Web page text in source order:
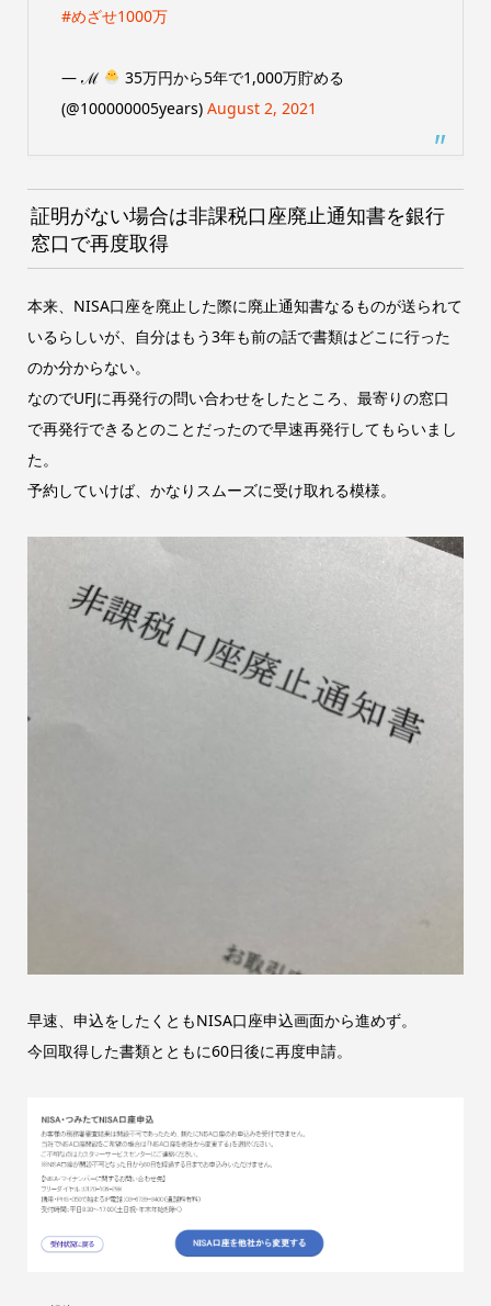
#めざせ1000万
— ℳ
35万円から5年で1,000万貯める
(@100000005years) August 2, 2021
証明がない場合は非課税口座廃止通知書を銀行
窓口で再度取得
本来、NISA口座を廃止した際に廃止通知書なるものが送られて
いるらしいが、自分はもう3年も前の話で書類はどこに行った
のか分からない。
なのでUFJに再発行の問い合わせをしたところ、最寄りの窓口
で再発行できるとのことだったので早速再発行してもらいまし
た。
予約していけば、かなりスムーズに受け取れる模様。
早速、申込をしたくともNISA口座申込画面から進めず。
今回取得した書類とともに60日後に再度申請。